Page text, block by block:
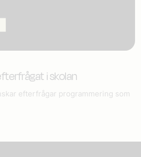
i skolan
efterfrågar programmering som